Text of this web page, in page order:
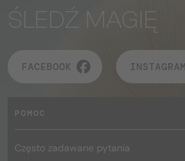
ŚLEDŹ MAGIĘ
FACEBOOK INSTAGRAM
POMOC
Często zadawane pytania